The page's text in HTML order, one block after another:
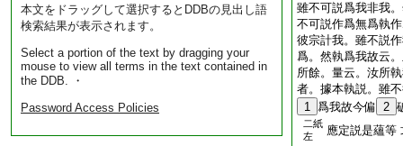
本文をドラッグして選択するとDDBの見出し語
検索結果が表示されます。
Select a portion of the text by dragging your
mouse to view all terms in the text contained in
the DDB. ・
Password Access Policies
雖不可説爲我非我
不可説作爲無爲執
彼宗計我。雖不説
爲。然執爲我故云
所餘。量云。汝所
者。據本執説。雖
1 爲我故今偏 2
二紙
左
應定説是蘊等